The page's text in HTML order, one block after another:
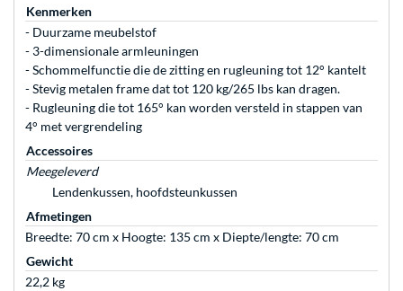
Kenmerken
- Duurzame meubelstof
- 3-dimensionale armleuningen
- Schommelfunctie die de zitting en rugleuning tot 12° kantelt
- Stevig metalen frame dat tot 120 kg/265 lbs kan dragen.
- Rugleuning die tot 165° kan worden versteld in stappen van
4° met vergrendeling
Accessoires
Meegeleverd
Lendenkussen, hoofdsteunkussen
Afmetingen
Breedte: 70 cm x Hoogte: 135 cm x Diepte/lengte: 70 cm
Gewicht
22,2 kg